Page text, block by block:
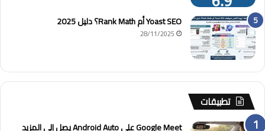
Yoast SEO أم Rank Math؟ دليل 2025
28/11/2025
تطبيقات
Google Meet على Android Auto يصل إلى المزيد